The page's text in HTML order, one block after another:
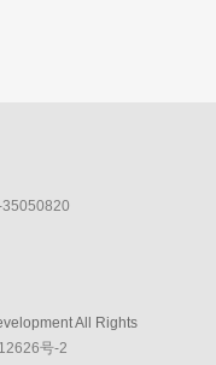
All Rights
号-2